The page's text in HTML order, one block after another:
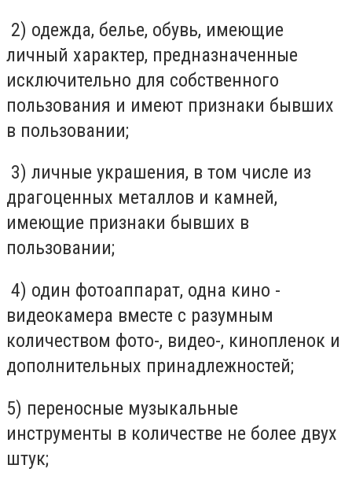
2) одежда, белье, обувь, имеющие
личный характер, предназначенные
исключительно для собственного
пользования и имеют признаки бывших
в пользовании;
3) личные украшения, в том числе из
драгоценных металлов и камней,
имеющие признаки бывших в
пользовании;
4) один фотоаппарат, одна кино -
видеокамера вместе с разумным
количеством фото-, видео-, кинопленок и
дополнительных принадлежностей;
5) переносные музыкальные
инструменты в количестве не более двух
штук;